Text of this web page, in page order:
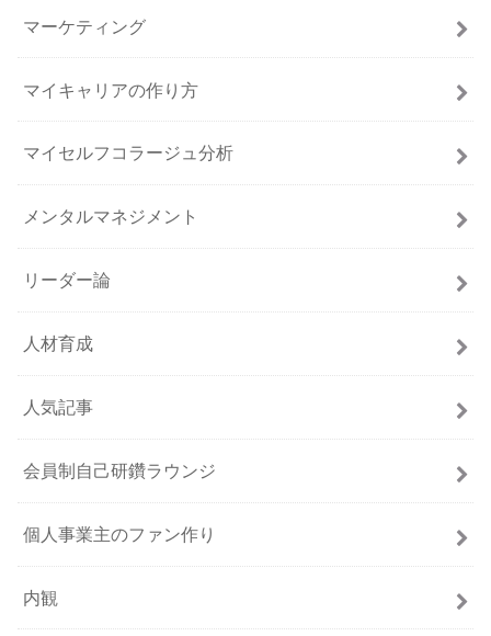
マーケティング
マイキャリアの作り方
マイセルフコラージュ分析
メンタルマネジメント
リーダー論
人材育成
人気記事
会員制自己研鑽ラウンジ
個人事業主のファン作り
内観